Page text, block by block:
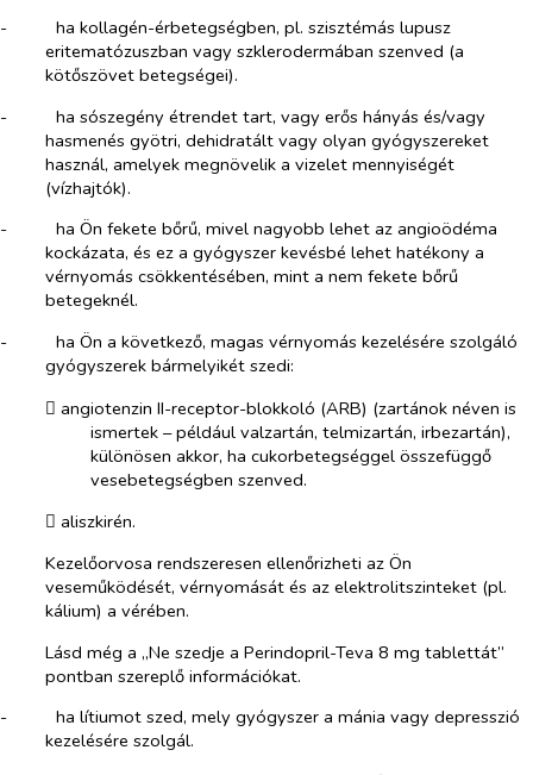
-​
ha kollagén-érbetegségben, pl. szisztémás lupusz
eritematózuszban vagy szklerodermában szenved (a
kötőszövet betegségei).
-​
ha sószegény étrendet tart, vagy erős hányás és/vagy
hasmenés gyötri, dehidratált vagy olyan gyógyszereket
használ, amelyek megnövelik a vizelet mennyiségét
(vízhajtók).
-​
ha Ön fekete bőrű, mivel nagyobb lehet az angioödéma
kockázata, és ez a gyógyszer kevésbé lehet hatékony a
vérnyomás csökkentésében, mint a nem fekete bőrű
betegeknél.
-​
ha Ön a következő, magas vérnyomás kezelésére szolgáló
gyógyszerek bármelyikét szedi:
​ angiotenzin II-receptor-blokkoló (ARB) (zartánok néven is
ismertek – például valzartán, telmizartán, irbezartán),
különösen akkor, ha cukorbetegséggel összefüggő
vesebetegségben szenved.
​ aliszkirén.
Kezelőorvosa rendszeresen ellenőrizheti az Ön
veseműködését, vérnyomását és az elektrolitszinteket (pl.
kálium) a vérében.
Lásd még a „Ne szedje a Perindopril-Teva 8 mg tablettát”
pontban szereplő információkat.
-​
ha lítiumot szed, mely gyógyszer a mánia vagy depresszió
kezelésére szolgál.